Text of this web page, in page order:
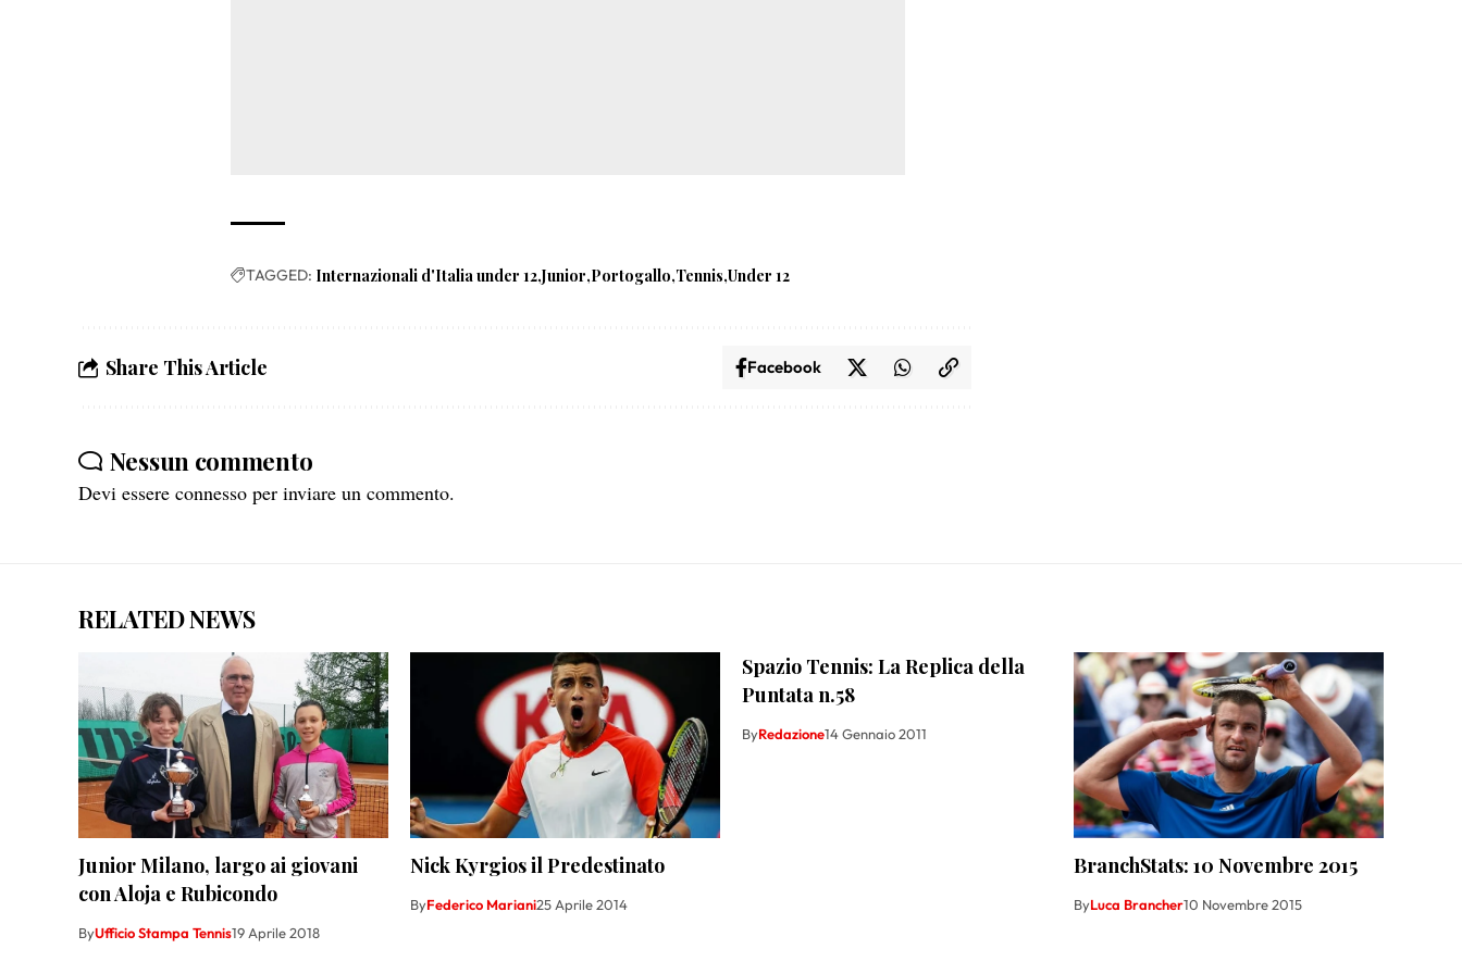
TAGGED: Internazionali d'Italia under 12 Junior Portogallo Tennis Under 12
Share This Article Facebook
Nessun commento
Devi essere connesso per inviare un commento.
RELATED NEWS
Junior Milano, largo ai giovani
con Aloja e Rubicondo
ByUfficio Stampa Tennis19 Aprile 2018
Nick Kyrgios il Predestinato
ByFederico Mariani25 Aprile 2014
Spazio Tennis: La Replica della
Puntata n.58
ByRedazione14 Gennaio 2011
BranchStats: 10 Novembre 2015
ByLuca Brancher10 Novembre 2015